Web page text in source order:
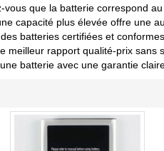
que la batterie correspond
capacité plus élevée offre une
batteries certifiées et
meilleur rapport qualité-prix sans
batterie avec une garantie